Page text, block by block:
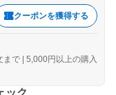
クーポンを獲得する
で | 5,000円以上の購入
ック